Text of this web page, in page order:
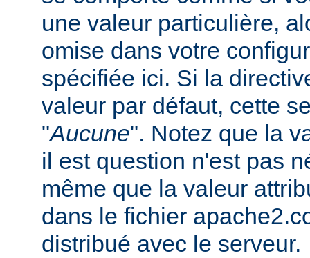
une valeur particulière,
omise dans votre
spécifiée ici. Si la
valeur par défaut, cette
"Aucune". Notez que la
il est question n'est pas
même que la valeur
dans le fichier
distribué avec le serveur.